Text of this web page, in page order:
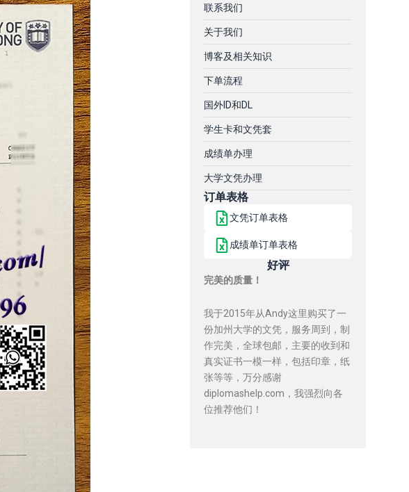
联系我们
关于我们
博客及相关知识
下单流程
国外ID和DL
学生卡和文凭套
成绩单办理
大学文凭办理
订单表格
文凭订单表格
成绩单订单表格
好评
完美的质量！
我于2015年从Andy这里购买了一
份加州大学的文凭，服务周到，制
作完美，全球包邮，主要的收到和
真实证书一模一样，包括印章，纸
张等等，万分感谢
diplomashelp.com，我强烈向各
位推荐他们！